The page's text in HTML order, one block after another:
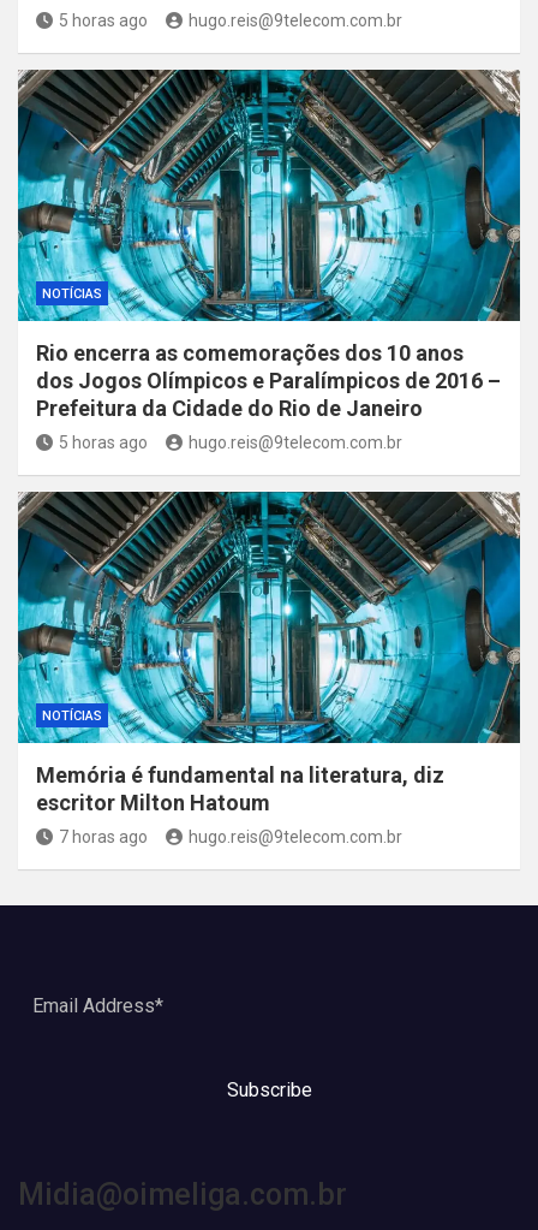
5 horas ago hugo.reis@9telecom.com.br
NOTÍCIAS
Rio encerra as comemorações dos 10 anos
dos Jogos Olímpicos e Paralímpicos de 2016 –
Prefeitura da Cidade do Rio de Janeiro
5 horas ago hugo.reis@9telecom.com.br
NOTÍCIAS
Memória é fundamental na literatura, diz
escritor Milton Hatoum
7 horas ago hugo.reis@9telecom.com.br
Subscribe
Midia@oimeliga.com.br